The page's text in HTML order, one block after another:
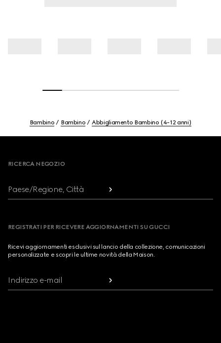
Bambino Bambino Abbigliamento Bambino (4-12 anni)
RICERCA NEGOZIO
Paese/Regione, Città
REGISTRATI PER RICEVERE AGGIORNAMENTI SU GUCCI
Ricevi aggiornamenti esclusivi sul lancio della collezione, comunicazioni
personalizzate e scopri le ultime novità della Maison.
Indirizzo e-mail